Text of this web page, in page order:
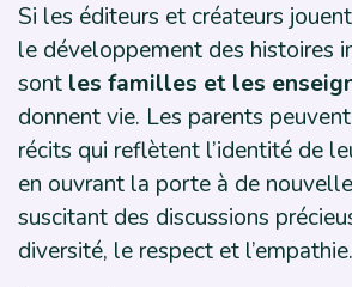
Si les éditeurs et créateurs
le développement des histoires
sont les familles et les
donnent vie. Les parents
récits qui reflètent l’identité de
en ouvrant la porte à de
suscitant des discussions
diversité, le respect et l’empathie.